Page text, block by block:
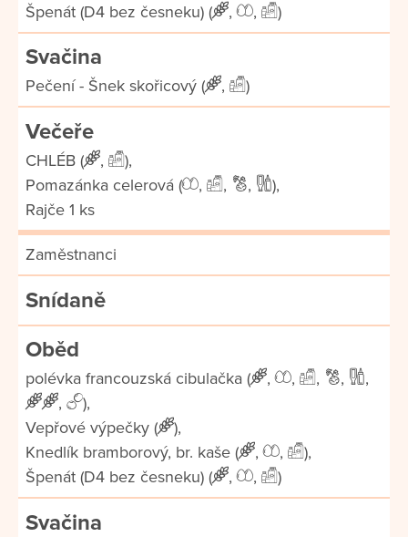
Špenát (D4 bez česneku) (
, , )
Svačina
Pečení - Šnek skořicový ( , )
Večeře
CHLÉB ( ,
),
Pomazánka celerová (
, , ,
),
Rajče 1 ks
Zaměstnanci
Snídaně
Oběd
polévka francouzská cibulačka ( , , , ,
,
,
),
Vepřové výpečky (
),
Knedlík bramborový, br. kaše (
, ,
),
Špenát (D4 bez česneku) (
, , )
Svačina